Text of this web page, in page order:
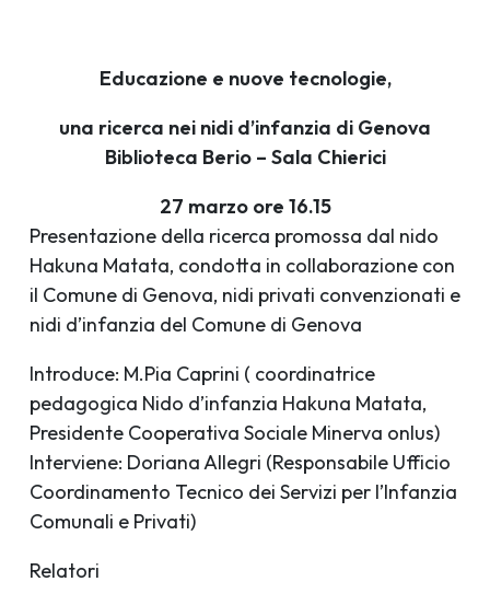
Educazione e nuove tecnologie,
una ricerca nei nidi d’infanzia di Genova
Biblioteca Berio – Sala Chierici
27 marzo ore 16.15
Presentazione della ricerca promossa dal nido
Hakuna Matata, condotta in collaborazione con
il Comune di Genova, nidi privati convenzionati e
nidi d’infanzia del Comune di Genova
Introduce: M.Pia Caprini ( coordinatrice
pedagogica Nido d’infanzia Hakuna Matata,
Presidente Cooperativa Sociale Minerva onlus)
Interviene: Doriana Allegri (Responsabile Ufficio
Coordinamento Tecnico dei Servizi per l’Infanzia
Comunali e Privati)
Relatori